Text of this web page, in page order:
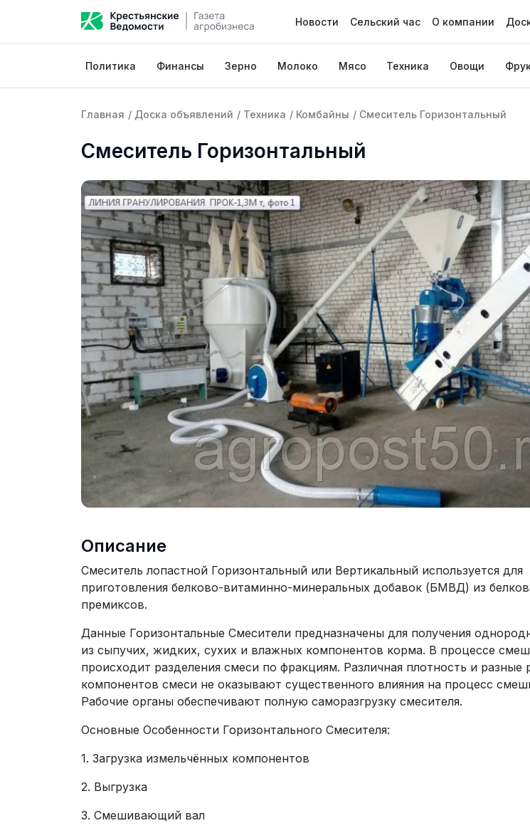
Новости Сельский час О компании
Политика Финансы Зерно Молоко Мясо Техника Овощи
Главная / Доска объявлений / Техника / Комбайны / Смеситель Горизонтальный
Смеситель Горизонтальный
Описание
Смеситель лопастной Горизонтальный или Вертикальный используется для
приготовления белково-витаминно-минеральных добавок (БМВД) из
премиксов.
Данные Горизонтальные Смесители предназначены для получения
из сыпучих, жидких, сухих и влажных компонентов корма. В процессе
происходит разделения смеси по фракциям. Различная плотность и разные
компонентов смеси не оказывают существенного влияния на процесс
Рабочие органы обеспечивают полную саморазгрузку смесителя.
Основные Особенности Горизонтального Смесителя:
1. Загрузка измельчённых компонентов
2. Выгрузка
3. Смешивающий вал